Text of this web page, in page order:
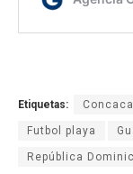
Etiquetas:
Futbol playa
República